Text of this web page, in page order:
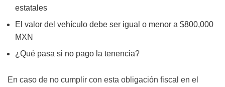
estatales
El valor del vehículo debe ser igual o menor a $800,000
MXN
¿Qué pasa si no pago la tenencia?
En caso de no cumplir con esta obligación fiscal en el